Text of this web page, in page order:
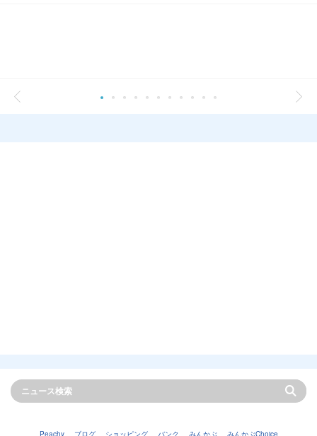
Peachy ブログ ショッピング バンク みんかぶ みんかぶChoice